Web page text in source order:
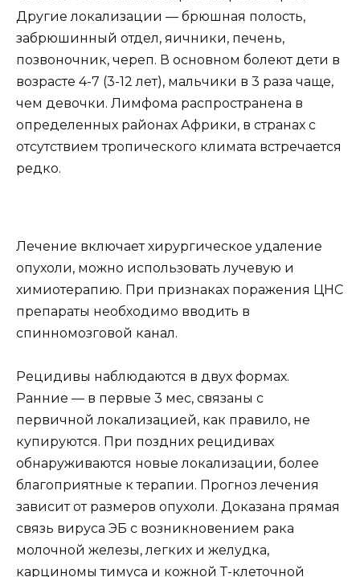
Другие локализации — брюшная полость,
забрюшинный отдел, яичники, печень,
позвоночник, череп. В основном болеют дети в
возрасте 4-7 (3-12 лет), мальчики в 3 раза чаще,
чем девочки. Лимфома распространена в
определенных районах Африки, в странах с
отсутствием тропического климата встречается
редко.
Лечение включает хирургическое удаление
опухоли, можно использовать лучевую и
химиотерапию. При признаках поражения ЦНС
препараты необходимо вводить в
спинномозговой канал.
Рецидивы наблюдаются в двух формах.
Ранние — в первые 3 мес, связаны с
первичной локализацией, как правило, не
купируются. При поздних рецидивах
обнаруживаются новые локализации, более
благоприятные к терапии. Прогноз лечения
зависит от размеров опухоли. Доказана прямая
связь вируса ЭБ с возникновением рака
молочной железы, легких и желудка,
карциномы тимуса и кожной Т-клеточной